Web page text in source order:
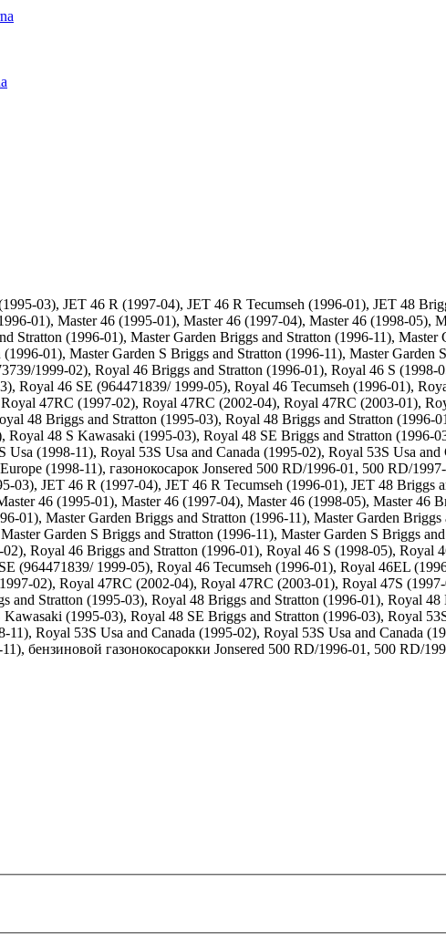
03), JET 46 R (1997-04), JET 46 R Tecumseh (1996-01), JET 48
01), Master 46 (1995-01), Master 46 (1997-04), Master 46 (1998-05),
Stratton (1996-01), Master Garden Briggs and Stratton (1996-11),
01), Master Garden S Briggs and Stratton (1996-11), Master
1999-02), Royal 46 Briggs and Stratton (1996-01), Royal 46 S
Royal 46 SE (964471839/ 1999-05), Royal 46 Tecumseh (1996-01),
47RC (1997-02), Royal 47RC (2002-04), Royal 47RC (2003-01),
48 Briggs and Stratton (1995-03), Royal 48 Briggs and Stratton
48 S Kawasaki (1995-03), Royal 48 SE Briggs and Stratton
(1998-11), Royal 53S Usa and Canada (1995-02), Royal 53S Usa
(1998-11), газонокосарок Jonsered 500 RD/1996-01, 500 RD/
03), JET 46 R (1997-04), JET 46 R Tecumseh (1996-01), JET 48 Briggs
46 (1995-01), Master 46 (1997-04), Master 46 (1998-05), Master 46
01), Master Garden Briggs and Stratton (1996-11), Master Garden
Garden S Briggs and Stratton (1996-11), Master Garden S Briggs
Royal 46 Briggs and Stratton (1996-01), Royal 46 S (1998-05), Royal
(964471839/ 1999-05), Royal 46 Tecumseh (1996-01), Royal 46EL
02), Royal 47RC (2002-04), Royal 47RC (2003-01), Royal 47S
Stratton (1995-03), Royal 48 Briggs and Stratton (1996-01), Royal
(1995-03), Royal 48 SE Briggs and Stratton (1996-03), Royal
Royal 53S Usa and Canada (1995-02), Royal 53S Usa and Canada
бензиновой газонокосарокки Jonsered 500 RD/1996-01, 500 RD/